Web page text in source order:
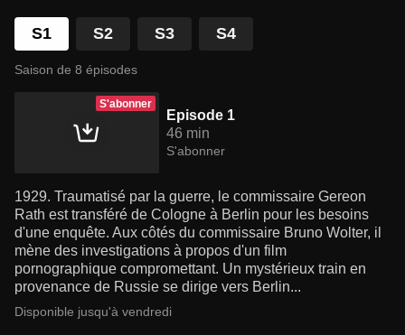
S1 S2 S3 S4
Saison de 8 épisodes
S'abonner
Episode 1
46 min
S'abonner
1929. Traumatisé par la guerre, le commissaire Gereon
Rath est transféré de Cologne à Berlin pour les besoins
d'une enquête. Aux côtés du commissaire Bruno Wolter, il
mène des investigations à propos d'un film
pornographique compromettant. Un mystérieux train en
provenance de Russie se dirige vers Berlin...
Disponible jusqu'à vendredi